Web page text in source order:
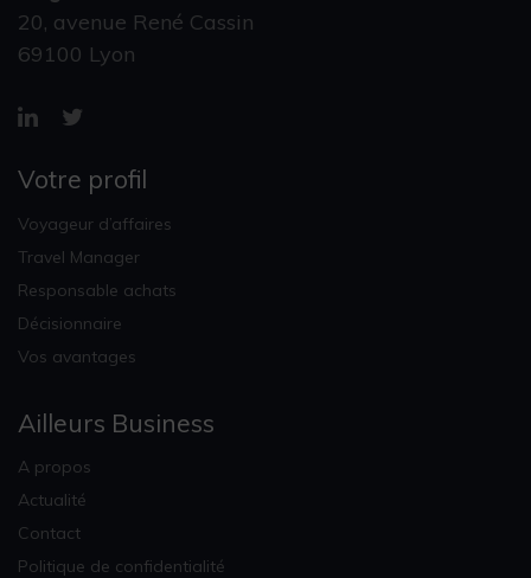
20, avenue René Cassin
69100 Lyon
Votre profil
Voyageur d’affaires
Travel Manager
Responsable achats
Décisionnaire
Vos avantages
Ailleurs Business
A propos
Actualité
Contact
Politique de confidentialité